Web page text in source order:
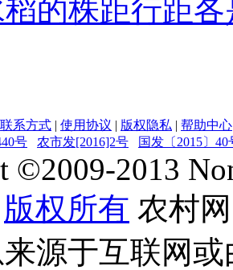
的株距行距
联系方式 | 使用协议 | 版权隐私 | 帮助中心
号
农市发[2016]2号 国发〔2015〕40
©2009-2013
版权所有 农村网
源于互联网